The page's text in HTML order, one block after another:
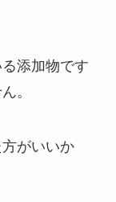
添加物です
。
がいいか